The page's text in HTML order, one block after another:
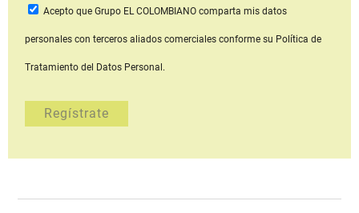
Acepto que Grupo EL COLOMBIANOcomparta mis datos
personales con terceros aliados comerciales conforme su Política de
Tratamiento del Datos Personal.